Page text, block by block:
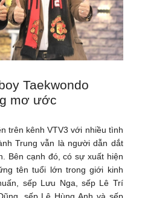
Taekwondo
mơ ước
trên kênh VTV3 với nhiều tình
Trung vẫn là người dẫn dắt
Bên cạnh đó, có sự xuất hiện
tên tuổi lớn trong giới kinh
sếp Lưu Nga, sếp Lê Trí
sếp Lê Hùng Anh và sếp